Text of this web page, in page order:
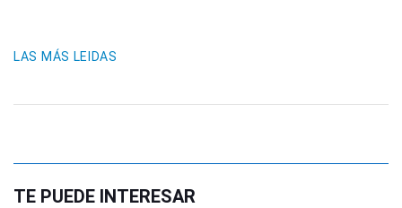
LAS MÁS LEIDAS
TE PUEDE INTERESAR